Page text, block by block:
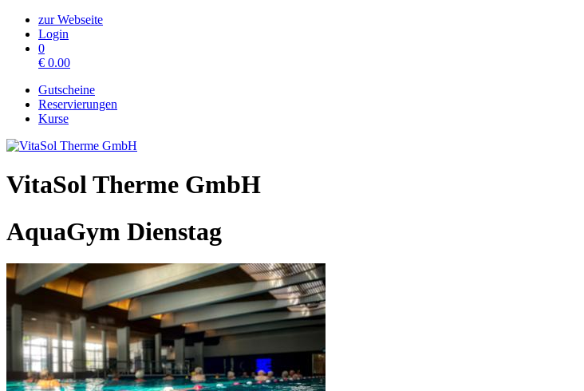
zur Webseite
Login
0
€ 0.00
Gutscheine
Reservierungen
Kurse
VitaSol Therme GmbH
AquaGym Dienstag